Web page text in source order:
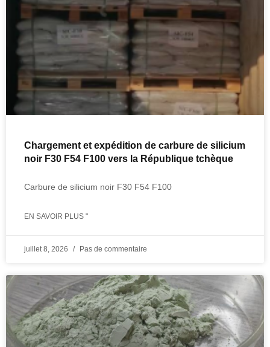
Chargement et expédition de carbure de silicium
noir F30 F54 F100 vers la République tchèque
Carbure de silicium noir F30 F54 F100
EN SAVOIR PLUS "
juillet 8, 2026 Pas de commentaire